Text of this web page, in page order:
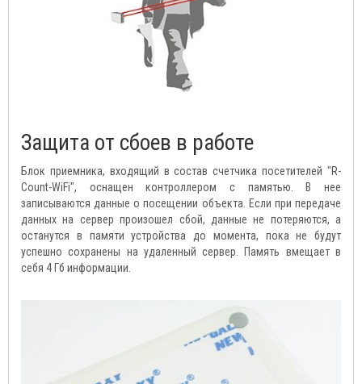
Защита от сбоев в работе
Блок приемника, входящий в состав счетчика посетителей "R-
Count-WiFi", оснащен контроллером с памятью. В нее
записываются данные о посещении объекта. Если при передаче
данных на сервер произошел сбой, данные не потеряются, а
останутся в памяти устройства до момента, пока не будут
успешно сохранены на удаленный сервер. Память вмещает в
себя 4 Гб информации.